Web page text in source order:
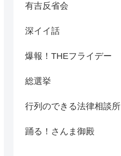
有吉反省会
深イイ話
爆報！THEフライデー
総選挙
行列のできる法律相談所
踊る！さんま御殿